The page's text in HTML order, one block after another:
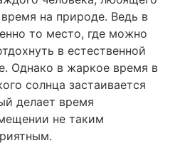
на природе. Ведь в
то место, где можно
в естественной
Однако в жаркое время в
солнца застаивается
делает время
не таким